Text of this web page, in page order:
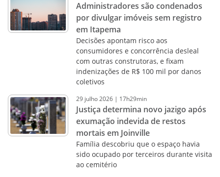
Administradores são condenados
por divulgar imóveis sem registro
em Itapema
Decisões apontam risco aos
consumidores e concorrência desleal
com outras construtoras, e fixam
indenizações de R$ 100 mil por danos
coletivos
29 julho2026 | 17h29min
Justiça determina novo jazigo após
exumação indevida de restos
mortais em Joinville
Família descobriu que o espaço havia
sido ocupado por terceiros durante visita
ao cemitério